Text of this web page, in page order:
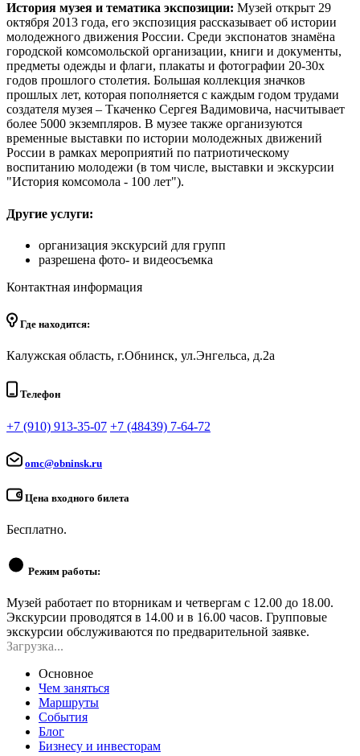
История музея и тематика экспозиции: Музей открыт 29
октября 2013 года, его экспозиция рассказывает об истории
молодежного движения России. Среди экспонатов знамёна
городской комсомольской организации, книги и документы,
предметы одежды и флаги, плакаты и фотографии 20-30х
годов прошлого столетия. Большая коллекция значков
прошлых лет, которая пополняется с каждым годом трудами
создателя музея – Ткаченко Сергея Вадимовича, насчитывает
более 5000 экземпляров. В музее также организуются
временные выставки по истории молодежных движений
России в рамках мероприятий по патриотическому
воспитанию молодежи (в том числе, выставки и экскурсии
"История комсомола - 100 лет").
Другие услуги:
организация экскурсий для групп
разрешена фото- и видеосъемка
Контактная информация
Где находится:
Калужская область, г.Обнинск, ул.Энгельса, д.2а
Телефон
+7 (910) 913-35-07 +7 (48439) 7-64-72
omc@obninsk.ru
Цена входного билета
Бесплатно.
Режим работы:
Музей работает по вторникам и четвергам с 12.00 до 18.00.
Экскурсии проводятся в 14.00 и в 16.00 часов. Групповые
экскурсии обслуживаются по предварительной заявке.
Загрузка...
Основное
Чем заняться
Маршруты
События
Блог
Бизнесу и инвесторам